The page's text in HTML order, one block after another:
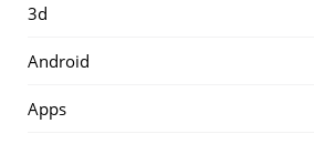
3d
Android
Apps